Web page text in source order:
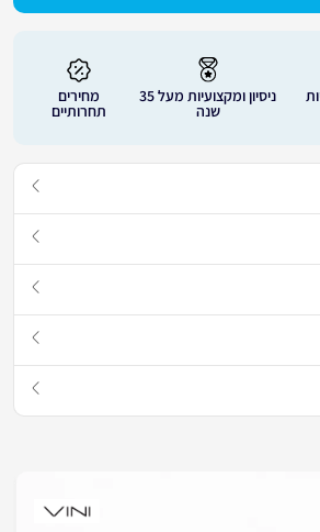
מחירים
תחרותיים
ניסיון ומקצועיות מעל 35
שנה